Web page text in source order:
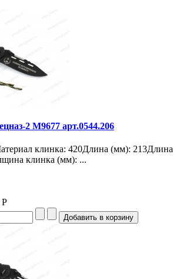
2 M9677 арт.0544.206
клинка: 420Длина (мм): 213Длина
клинка (мм): ...
Р